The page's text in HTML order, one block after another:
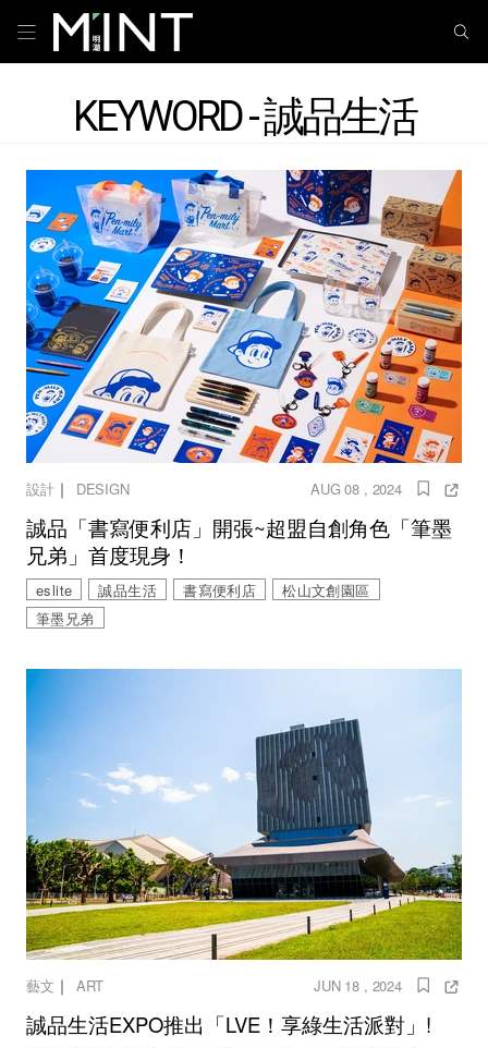
KEYWORD - 誠品生活
設計｜ DESIGN AUG 08 , 2024
誠品「書寫便利店」開張~超盟自創角色「筆墨
兄弟」首度現身！
eslite 誠品生活 書寫便利店
松山文創園區
筆墨兄弟
藝文 ｜ ART JUN 18 , 2024
誠品生活EXPO推出「LVE！享綠生活派對」!